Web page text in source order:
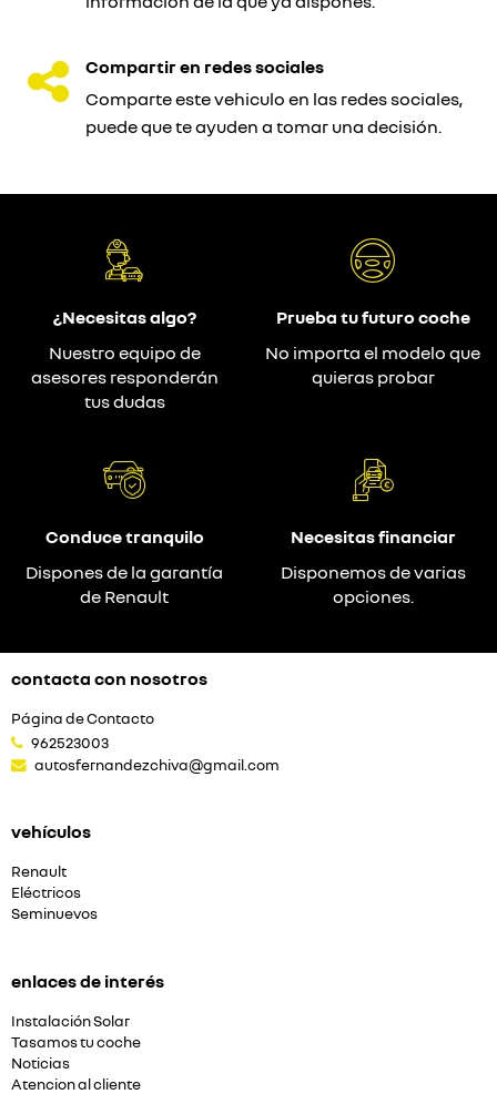
Compartir en redes sociales
Comparte este vehiculo en las redes sociales,
puede que te ayuden a tomar una decisión.
¿Necesitas algo?
Nuestro equipo de
asesores responderán
tus dudas
Prueba tu futuro coche
No importa el modelo que
quieras probar
Conduce tranquilo
Dispones de la garantía
de Renault
Necesitas financiar
Disponemos de varias
opciones.
contacta con nosotros
Página de Contacto
962523003
autosfernandezchiva@gmail.com
vehículos
Renault
Eléctricos
Seminuevos
enlaces de interés
Instalación Solar
Tasamos tu coche
Noticias
Atencion al cliente